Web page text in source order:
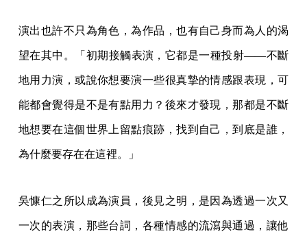
演出也許不只為角色，為作品，也有自己身而為人的渴
望在其中。「初期接觸表演，它都是一種投射——不斷
地用力演，或說你想要演一些很真摯的情感跟表現，可
能都會覺得是不是有點用力？後來才發現，那都是不斷
地想要在這個世界上留點痕跡，找到自己，到底是誰，
為什麼要存在在這裡。」
吳慷仁之所以成為演員，後見之明，是因為透過一次又
一次的表演，那些台詞，各種情感的流瀉與通過，讓他